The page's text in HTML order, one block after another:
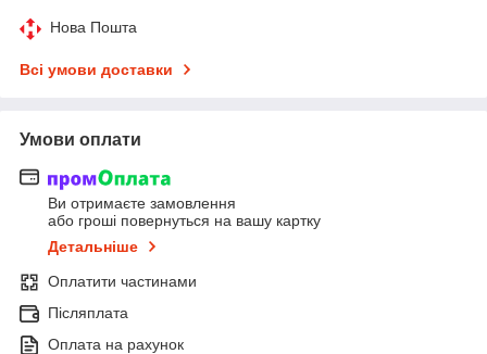
Нова Пошта
Всі умови доставки
Умови оплати
Ви отримаєте замовлення
або гроші повернуться на вашу картку
Детальніше
Оплатити частинами
Післяплата
Оплата на рахунок